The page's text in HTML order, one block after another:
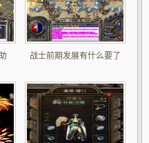
战士前期发展有什么要了